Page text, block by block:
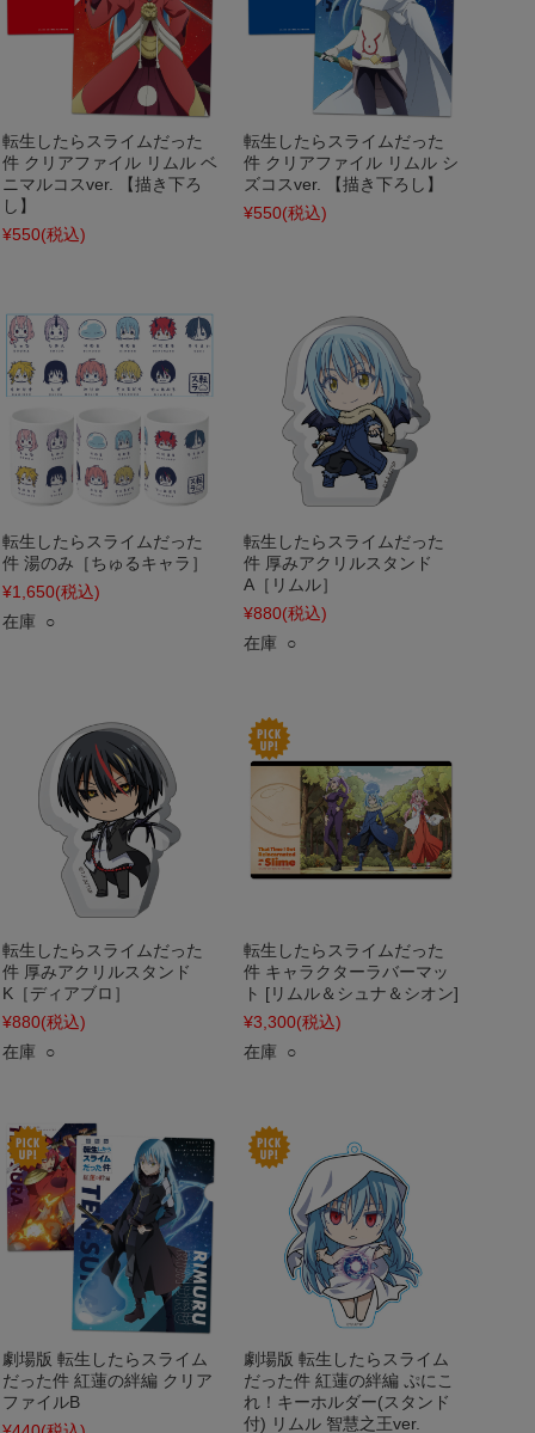
転生したらスライムだった
件 クリアファイル リムル ベ
ニマルコスver. 【描き下ろ
し】
¥550(税込)
転生したらスライムだった
件 クリアファイル リムル シ
ズコスver. 【描き下ろし】
¥550(税込)
転生したらスライムだった
件 湯のみ［ちゅるキャラ］
¥1,650(税込)
在庫 ○
転生したらスライムだった
件 厚みアクリルスタンド
A［リムル］
¥880(税込)
在庫 ○
転生したらスライムだった
件 厚みアクリルスタンド
K［ディアブロ］
¥880(税込)
在庫 ○
転生したらスライムだった
件 キャラクターラバーマッ
ト [リムル＆シュナ＆シオン]
¥3,300(税込)
在庫 ○
劇場版 転生したらスライム
だった件 紅蓮の絆編 クリア
ファイルB
劇場版 転生したらスライム
だった件 紅蓮の絆編 ぷにこ
れ！キーホルダー(スタンド
付) リムル 智慧之王ver.